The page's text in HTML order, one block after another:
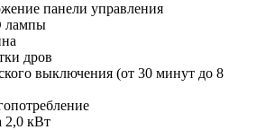
панели управления
лампы
дров
выключения (от 30 минут до 8
2,0 кВт